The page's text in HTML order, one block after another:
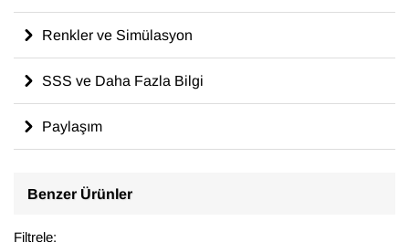
Renkler ve Simülasyon
SSS ve Daha Fazla Bilgi
Paylaşım
Benzer Ürünler
Filtrele: